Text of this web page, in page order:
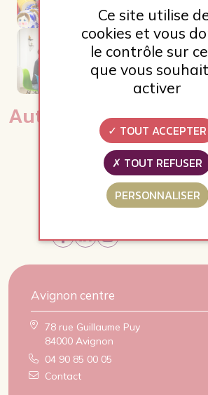
Galerie gauche
methode
Autres Galeries
Avignon centre
78 rue Guillaume Puy
84000 Avignon
04 90 85 00 05
Contact
Ce site utilise
cookies et vous
le contrôle sur
que vous
activer
TOUT ACCEPTER
TOUT REFUSER
PERSONNALISER